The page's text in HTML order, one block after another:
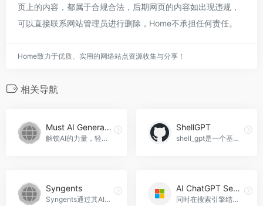
页上的内容，都属于合规合法，后期网页的内容如出现违规，
可以直接联系网站管理员进行删除，Home不承担任何责任。
Home致力于优质、实用的网络站点资源收集与分享！
相关导航
Must AI Generator
解锁AI的力量，轻松创建卓越内容，Must AI Generator官网入口网址
ShellGPT
shell_gpt是一个基于AI大型语言模型（如GPT-4）的命令行生产力工具，旨在帮助用户更快更高效地完成任务，ShellGPT官网入口网址
Syngents
Syngents通过其AI工具为用户提供了一个全面的生产力提升解决方案。无论是在工作流程的优化、语言翻译还是内容创作方面，Syngents都展现出了其强大的功能和个性化服务的特点，Syngents官网入口网址
AI ChatGPT Search Engine – GPT for Edge
同时在搜索引擎结果和弹出窗口中展示 ChatGPT 的回答，AI ChatGPT Search Engine - GPT for Edge官网入口网址